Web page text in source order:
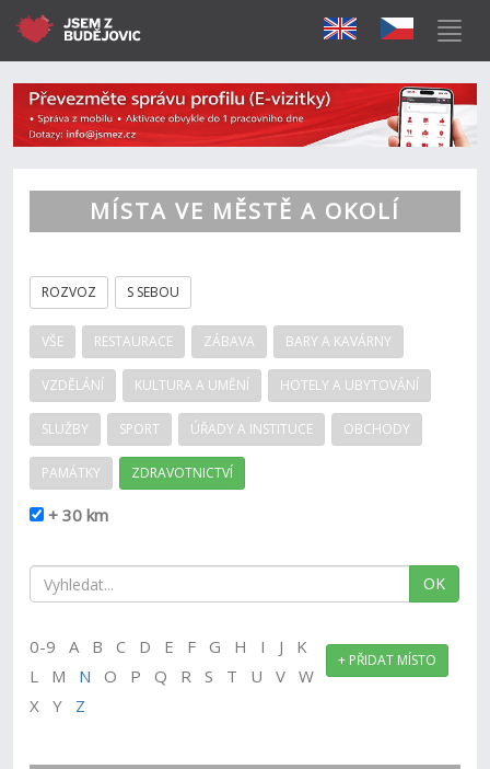
MÍSTA VE MĚSTĚ A OKOLÍ
ROZVOZ S SEBOU
VŠE RESTAURACE ZÁBAVA BARY A KAVÁRNY
VZDĚLÁNÍ KULTURA A UMĚNÍ HOTELY A UBYTOVÁNÍ
SLUŽBY SPORT ÚŘADY A INSTITUCE OBCHODY
PAMÁTKY ZDRAVOTNICTVÍ
+ 30 km
OK
+ PŘIDAT MÍSTO
0-9 A B C D E F G H I J K
L M N O P Q R S T U V W
X Y Z